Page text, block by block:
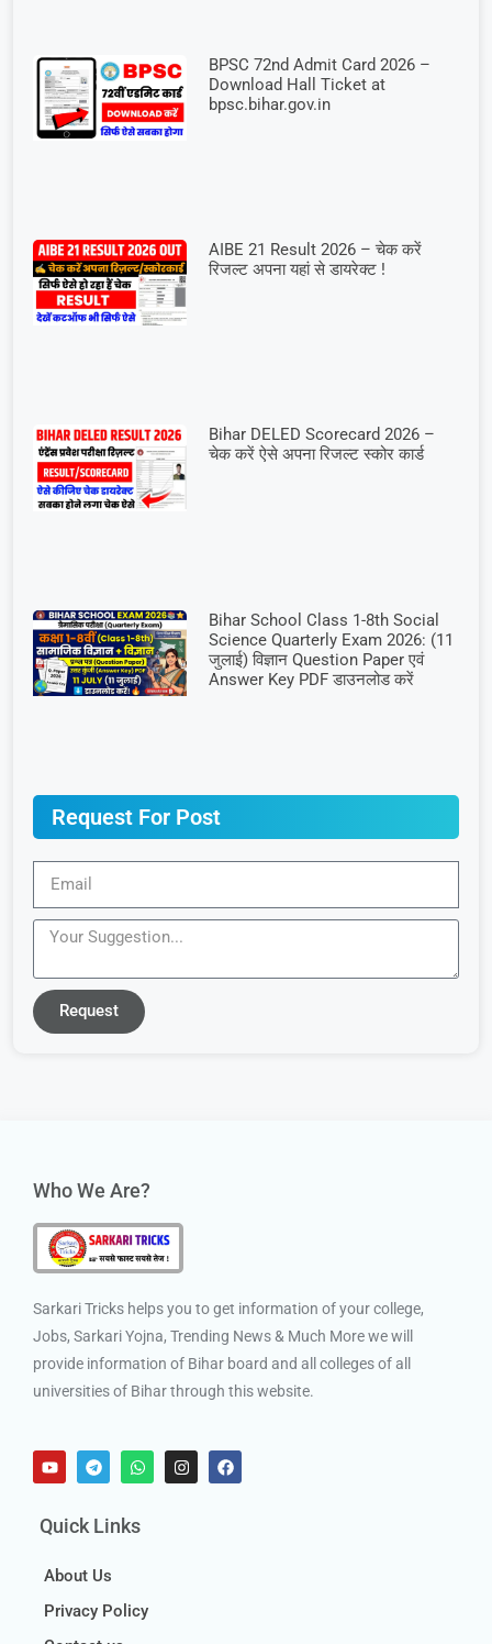
BPSC 72nd Admit Card 2026 –
Download Hall Ticket at
bpsc.bihar.gov.in
AIBE 21 Result 2026 – चेक करें
रिजल्ट अपना यहां से डायरेक्ट !
Bihar DELED Scorecard 2026 –
चेक करें ऐसे अपना रिजल्ट स्कोर कार्ड
Bihar School Class 1-8th Social
Science Quarterly Exam 2026: (11
जुलाई) विज्ञान Question Paper एवं
Answer Key PDF डाउनलोड करें
Request For Post
Request
Who We Are?
Sarkari Tricks helps you to get information of your college,
Jobs, Sarkari Yojna, Trending News & Much More we will
provide information of Bihar board and all colleges of all
universities of Bihar through this website.
Quick Links
About Us
Privacy Policy